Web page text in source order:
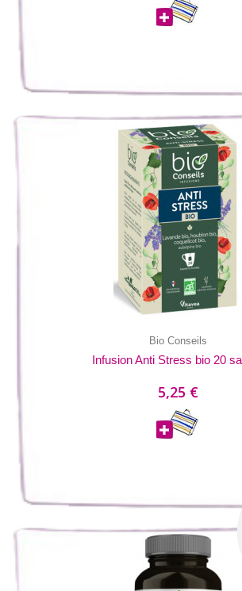
Bio Conseils
Infusion Anti Stress bio 20
5,25 €